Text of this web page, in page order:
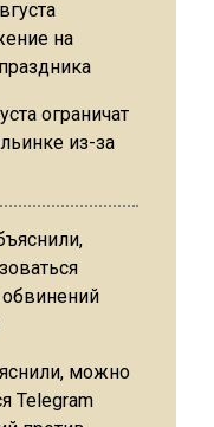
ограничат
из-за
можно
Telegram